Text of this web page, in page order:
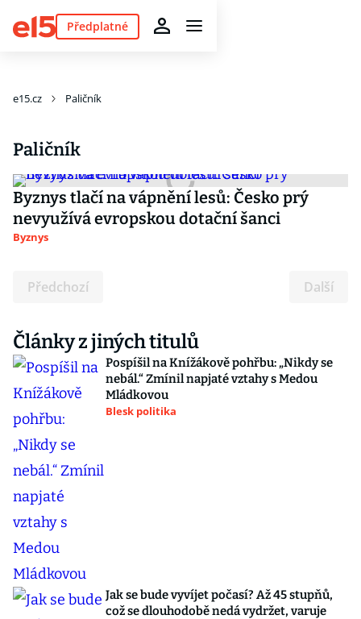
Předplatné
e15.cz Paličník
Paličník
Byznys tlačí na vápnění lesů: Česko prý
nevyužívá evropskou dotační šanci
Byznys
Předchozí Další
Články z jiných titulů
Pospíšil na Knížákově pohřbu: „Nikdy se
nebál.“ Zmínil napjaté vztahy s Medou
Mládkovou
Blesk politika
Jak se bude vyvíjet počasí? Až 45 stupňů,
což se dlouhodobě nedá vydržet, varuje